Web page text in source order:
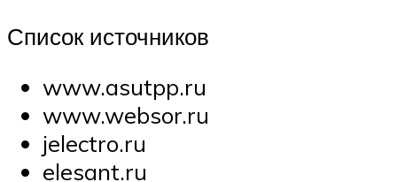
Список источников
www.asutpp.ru
www.websor.ru
jelectro.ru
elesant.ru